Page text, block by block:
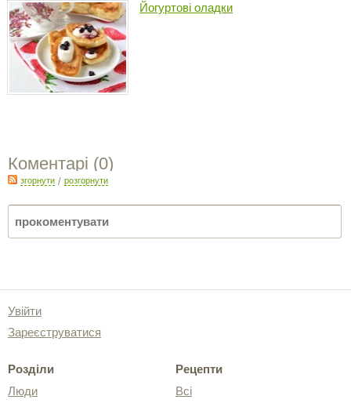
Йогуртові оладки
Коментарі (0)
згорнути / розгорнути
Увійти
Зареєструватися
Розділи
Люди
Рецепти
Всі